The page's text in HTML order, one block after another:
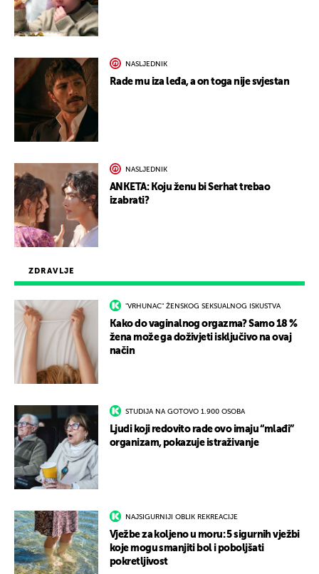
ZDRAVLJE
"VRHUNAC" ŽENSKOG SEKSUALNOG ISKUSTVA
Kako do vaginalnog orgazma? Samo 18 %
žena može ga doživjeti isključivo na ovaj
način
STUDIJA NA GOTOVO 1.900 OSOBA
Ljudi koji redovito rade ovo imaju “mlađi”
organizam, pokazuje istraživanje
NAJSIGURNIJI OBLIK REKREACIJE
Vježbe za koljeno u moru: 5 sigurnih vježbi
koje mogu smanjiti bol i poboljšati
pokretljivost
NASLJEDNIK
Rade mu iza leđa, a on toga nije svjestan
NASLJEDNIK
ANKETA: Koju ženu bi Serhat trebao
izabrati?